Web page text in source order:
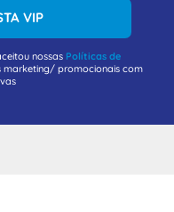
VIP
nossas Políticas de
promocionais com